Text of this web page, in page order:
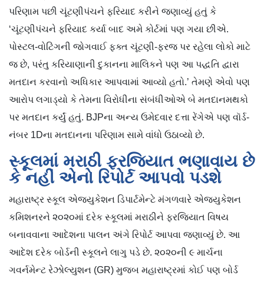
પરિણામ પછી ચૂંટણીપંચને ફરિયાદ કરીને જણાવ્યું હતું કે
‘ચૂંટણીપંચને ફરિયાદ કર્યા બાદ અમે કોર્ટમાં પણ ગયા છીએ.
પોસ્ટલ-વોટિંગની જોગવાઈ ફક્ત ચૂંટણી-ફરજ પર રહેલા લોકો માટે
જ છે, પરંતુ કરિયાણાની દુકાનના માલિકને પણ આ પદ્ધતિ દ્વારા
મતદાન કરવાનો અધિકાર આપવામાં આવ્યો હતો.’ તેમણે એવો પણ
આરોપ લગાડ્યો કે તેમના વિરોધીના સંબંધીઓએ બે મતદાનમથકો
પર મતદાન કર્યું હતું. BJPના અન્ય ઉમેદવાર દત્તા રેંગેએ પણ વૉર્ડ-
નંબર 1Dના મતદાનના પરિણામ સામે વાંધો ઉઠાવ્યો છે.
સ્કૂલમાં મરાઠી ફરજિયાત ભણાવાય છે
કે નહીં એનો રિપોર્ટ આપવો પડશે
મહારાષ્ટ્ર સ્કૂલ એજ્યુકેશન ડિપાર્ટમેન્ટે મંગળવારે એજ્યુકેશન
કમિશનરને ૨૦૨૦માં દરેક સ્કૂલમાં મરાઠીને ફરજિયાત વિષય
બનાવવાના આદેશના પાલન અંગે રિપોર્ટ આપવા જણાવ્યું છે. આ
આદેશ દરેક બોર્ડની સ્કૂલને લાગુ પડે છે. ૨૦૨૦ની ૯ માર્ચના
ગવર્નમેન્ટ રેઝોલ્યુશન (GR) મુજબ મહારાષ્ટ્રમાં કોઈ પણ બોર્ડ